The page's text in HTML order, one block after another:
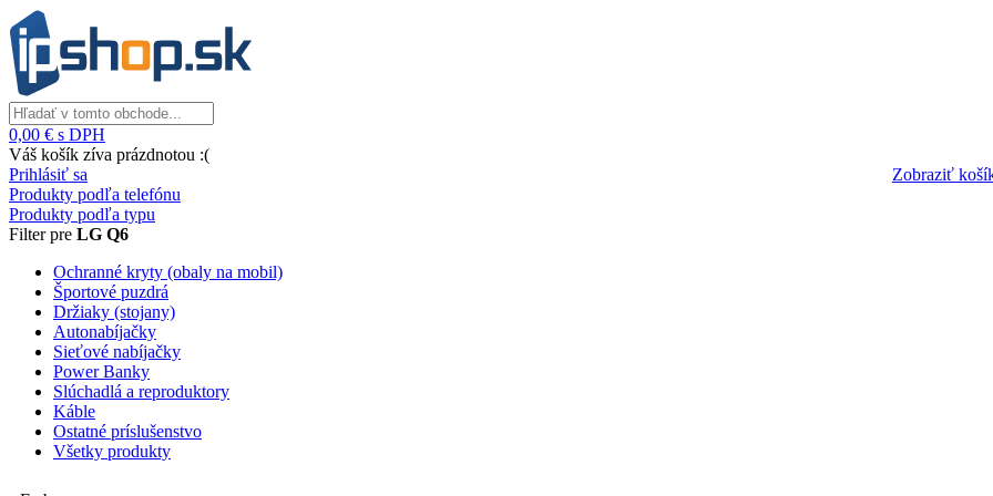
0,00 € s DPH
Váš košík zíva prázdnotou :(
Zobraziť
Prihlásiť sa
Produkty podľa telefónu
Produkty podľa typu
Filter pre LG Q6
Ochranné kryty (obaly na mobil)
Športové puzdrá
Držiaky (stojany)
Autonabíjačky
Sieťové nabíjačky
Power Banky
Slúchadlá a reproduktory
Káble
Ostatné príslušenstvo
Všetky produkty